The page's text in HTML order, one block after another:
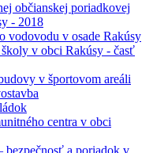
občianskej poriadkovej
- 2018
vodovodu v osade Rakúsy
v obci Rakúsy - časť
v športovom areáli
centra v obci
bezpečnosť a poriadok v